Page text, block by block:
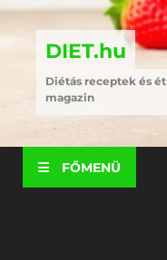
DIET.hu
Diétás receptek és
magazin
FŐMENÜ